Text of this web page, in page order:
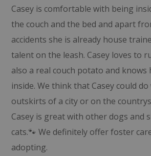
Casey is comfortable with being
the couch and the bed and apart
accidents she is already house
talent on the leash. Casey loves to
also a real couch potato and knows
inside. We think that Casey could
outskirts of a city or on the
Casey is great with other dogs and
cats.🐾 We definitely offer foster
adopting.